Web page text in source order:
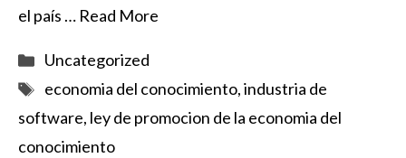
el país … Read More
Categorías
Uncategorized
Etiquetas
economia del conocimiento,industria de
software, ley de promocion de la economia del
conocimiento